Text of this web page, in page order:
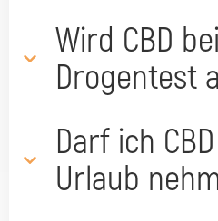
Wird CBD
Drogentest
Darf ich
Urlaub